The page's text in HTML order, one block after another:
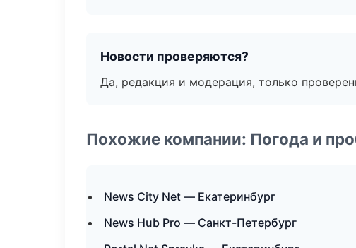
Новости проверяются?
Да, редакция и модерация, только
Похожие компании: Погода и
News City Net — Екатеринбург
News Hub Pro — Санкт-Петербург